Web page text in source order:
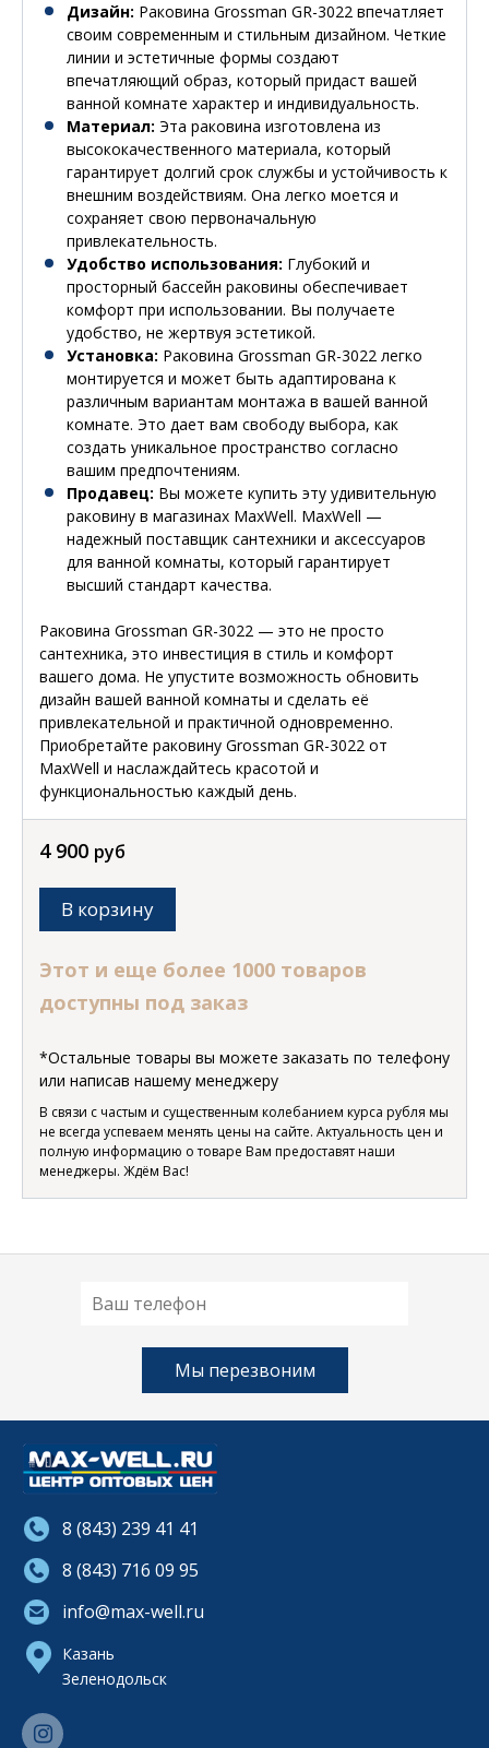
Дизайн: Раковина Grossman GR-3022 впечатляет
своим современным и стильным дизайном. Четкие
линии и эстетичные формы создают
впечатляющий образ, который придаст вашей
ванной комнате характер и индивидуальность.
Материал: Эта раковина изготовлена из
высококачественного материала, который
гарантирует долгий срок службы и устойчивость к
внешним воздействиям. Она легко моется и
сохраняет свою первоначальную
привлекательность.
Удобство использования: Глубокий и
просторный бассейн раковины обеспечивает
комфорт при использовании. Вы получаете
удобство, не жертвуя эстетикой.
Установка: Раковина Grossman GR-3022 легко
монтируется и может быть адаптирована к
различным вариантам монтажа в вашей ванной
комнате. Это дает вам свободу выбора, как
создать уникальное пространство согласно
вашим предпочтениям.
Продавец: Вы можете купить эту удивительную
раковину в магазинах MaxWell. MaxWell —
надежный поставщик сантехники и аксессуаров
для ванной комнаты, который гарантирует
высший стандарт качества.
Раковина Grossman GR-3022 — это не просто
сантехника, это инвестиция в стиль и комфорт
вашего дома. Не упустите возможность обновить
дизайн вашей ванной комнаты и сделать её
привлекательной и практичной одновременно.
Приобретайте раковину Grossman GR-3022 от
MaxWell и наслаждайтесь красотой и
функциональностью каждый день.
4 900 руб
В корзину
Этот и еще более 1000 товаров
доступны под заказ
*Остальные товары вы можете заказать по телефону
или написав нашему менеджеру
В связи с частым и существенным колебанием курса рубля мы
не всегда успеваем менять цены на сайте. Актуальность цен и
полную информацию о товаре Вам предоставят наши
менеджеры. Ждём Вас!
8 (843) 239 41 41
8 (843) 716 09 95
info@max-well.ru
Казань
Зеленодольск